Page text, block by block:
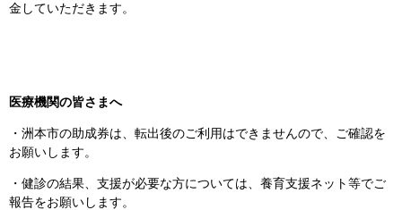
金していただきます。
医療機関の皆さまへ
・洲本市の助成券は、転出後のご利用はできませんので、ご確認を
お願いします。
・健診の結果、支援が必要な方については、養育支援ネット等でご
報告をお願いします。